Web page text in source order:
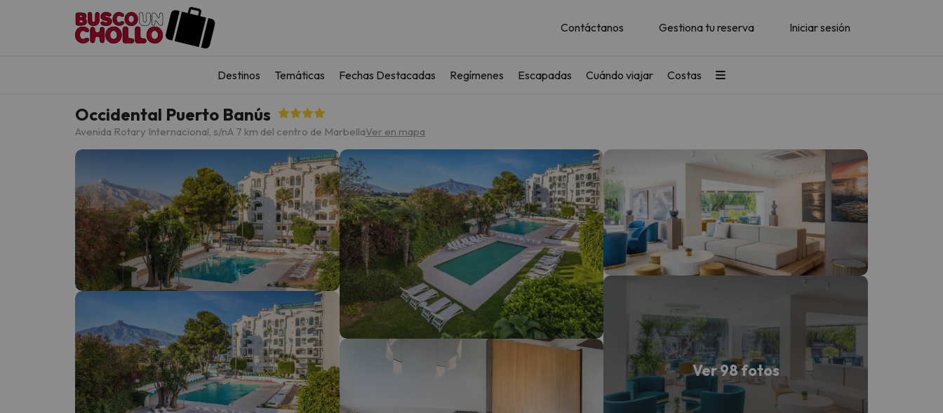
Contáctanos Gestiona tu reserva Iniciar sesión
Destinos Temáticas Fechas Destacadas Regímenes Escapadas Cuándo viajar Costas
Occidental Puerto Banús
Avenida Rotary Internacional, s/nA 7 km del centro de MarbellaVer en mapa
Ver 98 fotos